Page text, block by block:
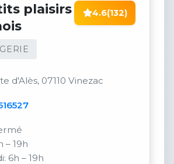
plaisirs
4.6(132)
d'Alès, 07110 Vinezac
– 19h
6h – 19h